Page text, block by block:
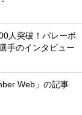
人突破！バレーボ
手のインタビュー
Web」の記事